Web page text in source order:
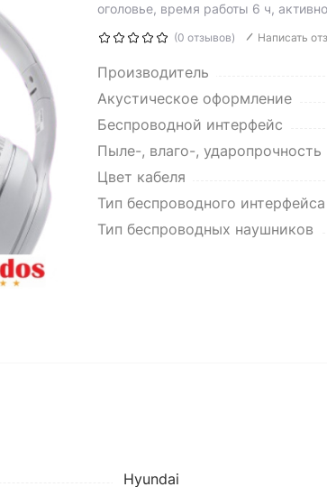
оголовье, время работы 6 ч,
(0 отзывов) Написать
Производитель
Акустическое оформление
Беспроводной интерфейс
Пыле-, влаго-, ударопрочность
Цвет кабеля
Тип беспроводного интерфейса
Тип беспроводных наушников
Hyundai